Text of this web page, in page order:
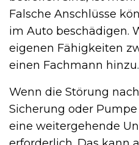
Falsche Anschlüsse
im Auto beschädigen.
eigenen Fähigkeiten
einen Fachmann hinzu.
Wenn die Störung
Sicherung oder
eine weitergehende